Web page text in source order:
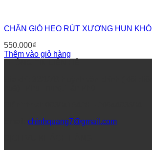
CHÂN GIÒ HEO RÚT XƯƠNG HUN KHÓI
550.000₫
Thêm vào giỏ hàng
chinhquang7@gmail.com